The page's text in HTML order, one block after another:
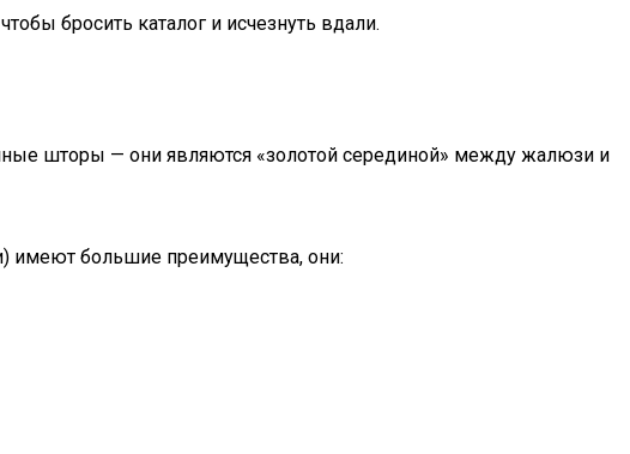
бросить каталог и исчезнуть вдали.
шторы — они являются «золотой серединой» между жалюзи и
имеют большие преимущества, они: